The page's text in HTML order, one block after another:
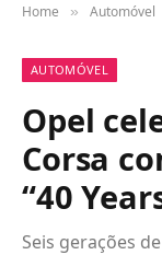
Home » Automóvel
AUTOMÓVEL
Opel
Corsa
“40
Seis gerações